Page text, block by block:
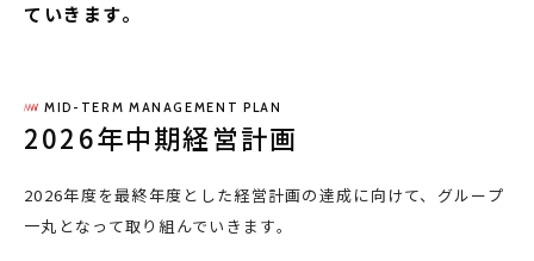
ていきます。
MID-TERM MANAGEMENT PLAN
2026年中期経営計画
2026年度を最終年度とした経営計画の達成に向けて、グループ
一丸となって取り組んでいきます。